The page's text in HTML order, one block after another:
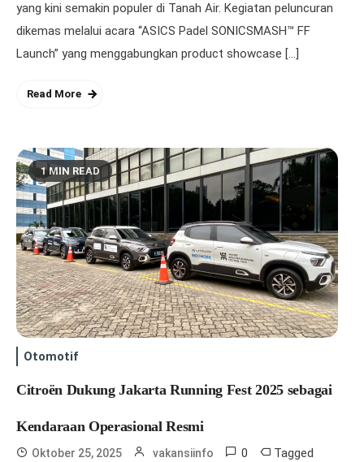
yang kini semakin populer di Tanah Air. Kegiatan peluncuran
dikemas melalui acara “ASICS Padel SONICSMASH™ FF
Launch” yang menggabungkan product showcase […]
Read More
1 MIN READ
Otomotif
Citroën Dukung Jakarta Running Fest 2025 sebagai
Kendaraan Operasional Resmi
Oktober 25, 2025 vakansiinfo 0 Tagged